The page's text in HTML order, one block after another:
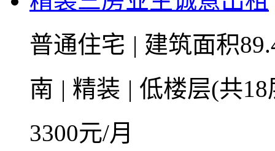
普通住宅 | 建筑面积
南 | 精装 | 低楼层(共
3300元/月